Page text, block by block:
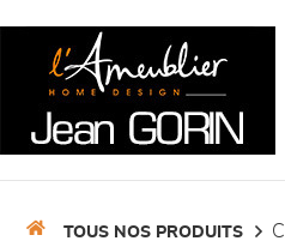
TOUS NOS PRODUITS